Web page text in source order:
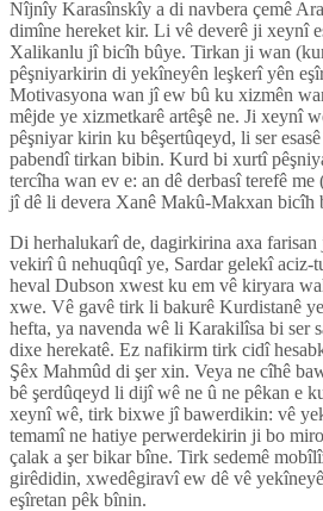
Nîjnîy Karasînskîy a di navbera çemê
dimîne hereket kir. Li vê deverê ji xeynî
Xalikanlu jî bicîh bûye. Tirkan ji wan
pêşniyarkirin di yekîneyên leşkerî yên
Motivasyona wan jî ew bû ku xizmên
mêjde ye xizmetkarê artêşê ne. Ji xeynî
pêşniyar kirin ku bêşertûqeyd, li ser
pabendî tirkan bibin. Kurd bi xurtî
tercîha wan ev e: an dê derbasî terefê
jî dê li devera Xanê Makû-Makxan bicîh
Di herhalukarî de, dagirkirina axa
vekirî û nehuqûqî ye, Sardar gelekî aciz-
heval Dubson xwest ku em vê kiryara
xwe. Vê gavê tirk li bakurê Kurdistanê
hefta, ya navenda wê li Karakilîsa bi ser
dixe herekatê. Ez nafikirm tirk cidî
Şêx Mahmûd di şer xin. Veya ne cîhê
bê şerdûqeyd li dijî wê ne û ne pêkan e
xeynî wê, tirk bixwe jî bawerdikin: vê
temamî ne hatiye perwerdekirin ji bo
çalak a şer bikar bîne. Tirk sedemê
girêdidin, xwedêgiravî ew dê vê
eşîretan pêk bînin.